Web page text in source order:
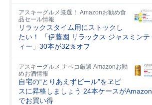
アスキーグルメ厳選！ Amazonお勧め食
品セール情報
リラックスタイム用にストックし
たい！ 「伊藤園 リラックス ジャスミンテ
ィー」30本が32％オフ
アスキーグルメ ナベコ厳選 Amazonお勧
めお酒情報
自宅の“とりあえずビール”をヱビ
スに昇格しましょう 24本ケースがAmazon
でお買い得